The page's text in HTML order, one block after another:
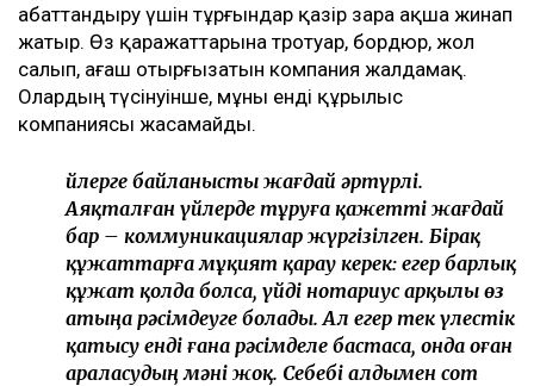
абаттандыру үшін тұрғындар қазір өзара ақша жинап
жатыр. Өз қаражаттарына тротуар, бордюр, жол
салып, ағаш отырғызатын компания жалдамақ.
Олардың түсінуінше, мұны енді құрылыс
компаниясы жасамайды.
Үйлерге байланысты жағдай әртүрлі.
Аяқталған үйлерде тұруға қажетті жағдай
бар – коммуникациялар жүргізілген. Бірақ
құжаттарға мұқият қарау керек: егер барлық
құжат қолда болса, үйді нотариус арқылы өз
атыңа рәсімдеуге болады. Ал егер тек үлестік
қатысу енді ғана рәсімделе бастаса, онда оған
араласудың мәні жоқ. Себебі алдымен сот